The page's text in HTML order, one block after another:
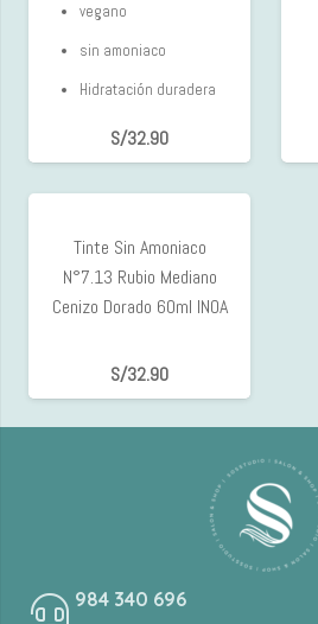
vegano
sin amoniaco
Hidratación duradera
S/32.90
Tinte Sin Amoniaco
N°7.13 Rubio Mediano
Cenizo Dorado 60ml INOA
S/32.90
984 340 696